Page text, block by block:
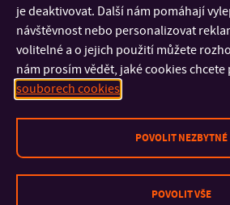
KONTAKT
FAKULTY A SOUČÁSTI
je deaktivovat. Další nám pomáhají
návštěvnost nebo personalizovat
volitelné a o jejich použití můžete
nám prosím vědět, jaké cookies chcete
souborech cookies
POVOLIT NEZBYTNÉ
POVOLIT VŠE